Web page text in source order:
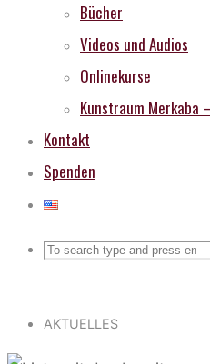
Bücher
Videos und Audios
Onlinekurse
Kunstraum Merkaba
Kontakt
Spenden
Search
Search
AKTUELLES